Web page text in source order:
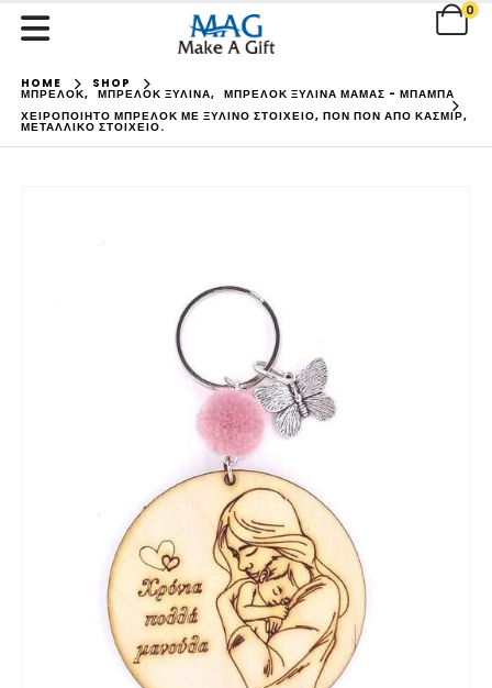
0
HOME SHOP
ΜΠΡΕΛΟΚ, ΜΠΡΕΛΟΚ ΞΥΛΙΝΑ,
ΜΠΡΕΛΟΚ ΞΥΛΙΝΑ ΜΑΜΑΣ - ΜΠΑΜΠΑ
ΧΕΙΡΟΠΟΊΗΤΟ ΜΠΡΕΛΌΚ ΜΕ ΞΎΛΙΝΟ ΣΤΟΙΧΕΊΟ, ΠΟΝ ΠΟΝ ΑΠΌ ΚΑΣΜΙΡ,
ΜΕΤΑΛΛΙΚΌ ΣΤΟΙΧΕΊΟ.